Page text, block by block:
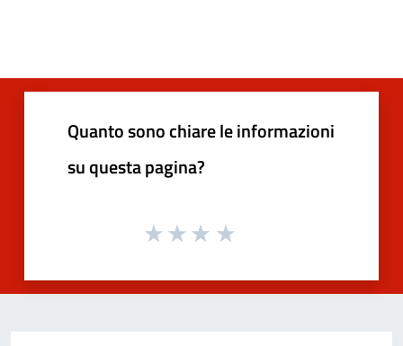
Quanto sono chiare le informazioni
su questa pagina?